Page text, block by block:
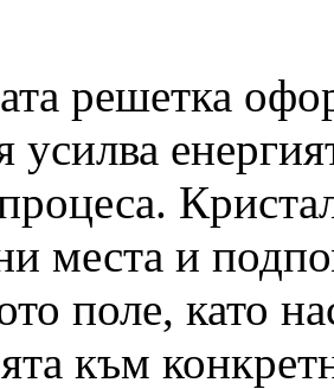
решетка
усилва
места и
поле, като
към